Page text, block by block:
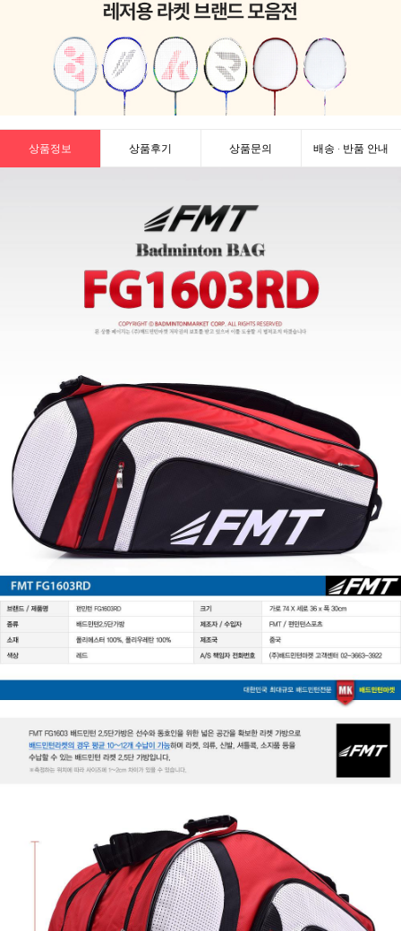
상품정보 상품후기 상품문의 배송 · 반품 안내